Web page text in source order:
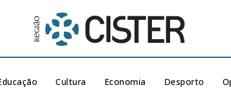
Cultura Economia Desporto